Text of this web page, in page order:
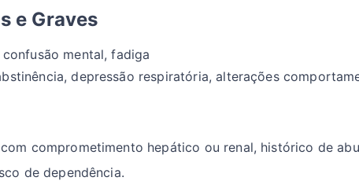
e Graves
mental, fadiga
depressão respiratória, alterações
comprometimento hepático ou renal, histórico de
de dependência.